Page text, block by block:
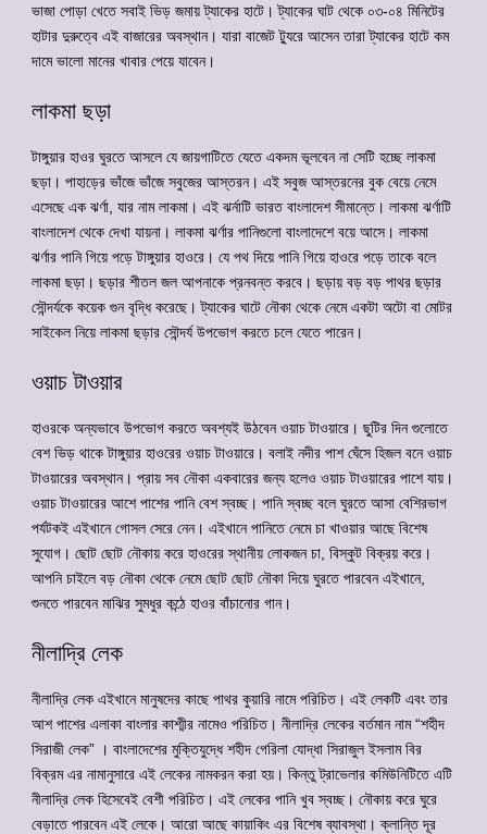
ভাজা পোড়া খেতে সবাই ভিড় জমায় ট্যাকের হাটে। ট্যাকের ঘাট থেকে ০৩-০৪ মিনিটের
হাটার দুরুত্বে এই বাজারের অবস্থান। যারা বাজেট ট্যুরে আসেন তারা ট্যাকের হাটে কম
দামে ভালো মানের খাবার পেয়ে যাবেন।
লাকমা ছড়া
টাঙ্গুয়ার হাওর ঘুরতে আসলে যে জায়গাটিতে যেতে একদম ভূলবেন না সেটি হচ্ছে লাকমা
ছড়া। পাহাড়ের ভাঁজে ভাঁজে সবুজের আস্তরন। এই সবুজ আস্তরনের বুক বেয়ে নেমে
এসেছে এক ঝর্ণা, যার নাম লাকমা। এই ঝর্নাটি ভারত বাংলাদেশ সীমান্তে। লাকমা ঝর্ণাটি
বাংলাদেশ থেকে দেখা যায়না। লাকমা ঝর্ণার পানিগুলো বাংলাদেশে বয়ে আসে। লাকমা
ঝর্ণার পানি গিয়ে পড়ে টাঙ্গুয়ার হাওরে। যে পথ দিয়ে পানি গিয়ে হাওরে পড়ে তাকে বলে
লাকমা ছড়া। ছড়ার শীতল জল আপনাকে প্রনবন্ত করবে। ছড়ায় বড় বড় পাথর ছড়ার
সৌন্দর্যকে কয়েক গুন বৃদ্ধি করেছে। ট্যাকের ঘাটে নৌকা থেকে নেমে একটা অটো বা মোটর
সাইকেল নিয়ে লাকমা ছড়ার সৌন্দর্য উপভোগ করতে চলে যেতে পারেন।
ওয়াচ টাওয়ার
হাওরকে অন্যভাবে উপভোগ করতে অবশ্যই উঠবেন ওয়াচ টাওয়ারে। ছুটির দিন গুলোতে
বেশ ভিড় থাকে টাঙ্গুয়ার হাওরের ওয়াচ টাওয়ারে। বলাই নদীর পাশ ঘেঁসে হিজল বনে ওয়াচ
টাওয়ারের অবস্থান। প্রায় সব নৌকা একবারের জন্য হলেও ওয়াচ টাওয়ারের পাশে যায়।
ওয়াচ টাওয়ারের আশে পাশের পানি বেশ স্বচ্ছ। পানি স্বচ্ছ বলে ঘুরতে আসা বেশিরভাগ
পর্যটকই এইখানে গোসল সেরে নেন। এইখানে পানিতে নেমে চা খাওয়ার আছে বিশেষ
সুযোগ। ছোট ছোট নৌকায় করে হাওরের স্থানীয় লোকজন চা, বিস্কুট বিক্রয় করে।
আপনি চাইলে বড় নৌকা থেকে নেমে ছোট ছোট নৌকা দিয়ে ঘুরতে পারবেন এইখানে,
শুনতে পারবেন মাঝির সুমধুর কন্ঠে হাওর বাঁচানোর গান।
নীলাদ্রি লেক
নীলাদ্রি লেক এইখানে মানুষদের কাছে পাথর কুয়ারি নামে পরিচিত। এই লেকটি এবং তার
আশ পাশের এলাকা বাংলার কাশ্মীর নামেও পরিচিত। নীলাদ্রি লেকের বর্তমান নাম “শহীদ
সিরাজী লেক” । বাংলাদেশের মুক্তিযুদ্ধে শহীদ গেরিলা যোদ্ধা সিরাজুল ইসলাম বির
বিক্রম এর নামানুসারে এই লেকের নামকরন করা হয়। কিন্তু ট্রাভেলার কমিউনিটিতে এটি
নীলাদ্রি লেক হিসেবেই বেশী পরিচিত। এই লেকের পানি খুব স্বচ্ছ। নৌকায় করে ঘুরে
বেড়াতে পারবেন এই লেকে। আরো আছে কায়াকিং এর বিশেষ ব্যাবস্থা। ক্লান্তি দূর